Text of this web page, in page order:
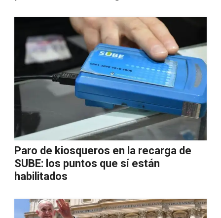
Paro de kiosqueros en la recarga de
SUBE: los puntos que sí están
habilitados